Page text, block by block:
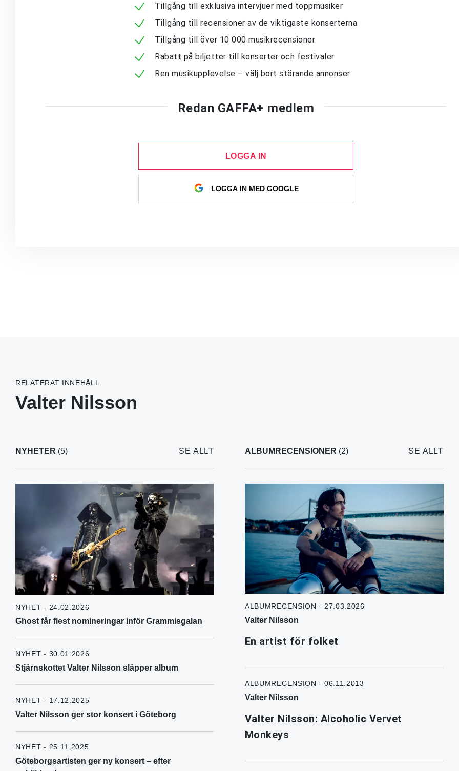
Tillgång till exklusiva intervjuer med toppmusiker
Tillgång till recensioner av de viktigaste konserterna
Tillgång till över 10 000 musikrecensioner
Rabatt på biljetter till konserter och festivaler
Ren musikupplevelse – välj bort störande annonser
Redan GAFFA+ medlem
LOGGA IN
LOGGA IN MED GOOGLE
RELATERAT INNEHÅLL
Valter Nilsson
NYHETER (5) SE ALLT
NYHET - 24.02.2026
Ghost får flest nomineringar inför Grammisgalan
NYHET - 30.01.2026
Stjärnskottet Valter Nilsson släpper album
NYHET - 17.12.2025
Valter Nilsson ger stor konsert i Göteborg
NYHET - 25.11.2025
Göteborgsartisten ger ny konsert – efter
ALBUMRECENSIONER (2) SE ALLT
ALBUMRECENSION - 27.03.2026
Valter Nilsson
En artist för folket
ALBUMRECENSION - 06.11.2013
Valter Nilsson
Valter Nilsson: Alcoholic Vervet
Monkeys